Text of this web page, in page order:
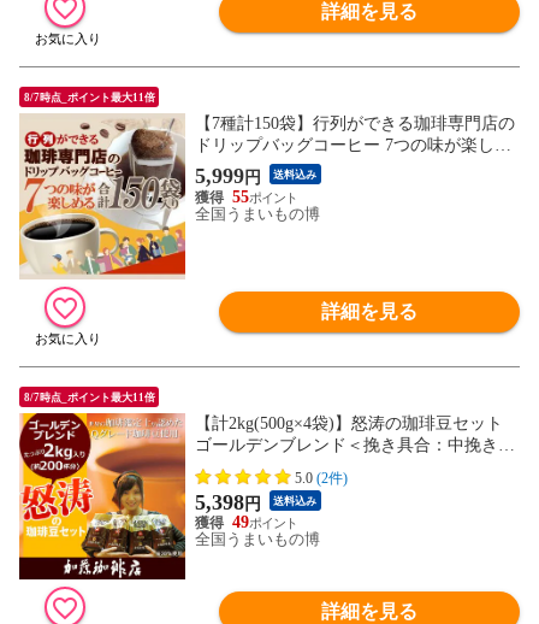
詳細を見る
8/7時点_ポイント最大11倍
【7種計150袋】行列ができる珈琲専門店の
ドリップバッグコーヒー 7つの味が楽しめ
る合計150杯分入
5,999円 送料込み
55
全国うまいもの博
詳細を見る
8/7時点_ポイント最大11倍
【計2kg(500g×4袋)】怒涛の珈琲豆セット
ゴールデンブレンド＜挽き具合：中挽き＞
加藤珈琲店
5.0 (2件)
5,398円 送料込み
49
全国うまいもの博
詳細を見る